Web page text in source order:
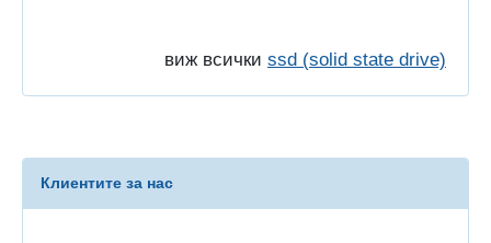
виж всички ssd (solid state drive)
Клиентите за нас